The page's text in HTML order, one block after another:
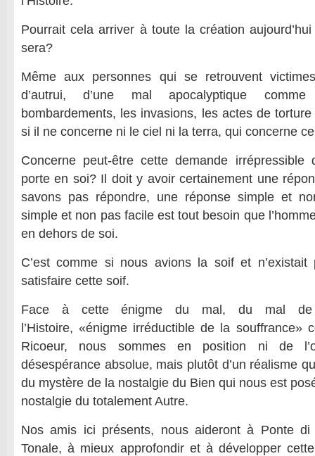
Pourrait cela arriver à toute la création
sera?
Même aux personnes qui se retrouvent
d’autrui, d’une mal apocalyptique
bombardements, les invasions, les actes de
si il ne concerne ni le ciel ni la terra, qui concerne
Concerne peut-être cette demande
porte en soi? Il doit y avoir certainement une
savons pas répondre, une réponse simple et
simple et non pas facile est tout besoin que
en dehors de soi.
C’est comme si nous avions la soif et
satisfaire cette soif.
Face à cette énigme du mal, du mal de
l’Histoire, «énigme irréductible de la souffrance»
Ricoeur, nous sommes en position ni de
désespérance absolue, mais plutôt d’un réalisme
du mystère de la nostalgie du Bien qui nous est
nostalgie du totalement Autre.
Nos amis ici présents, nous aideront à Ponte
Tonale, à mieux approfondir et à développer